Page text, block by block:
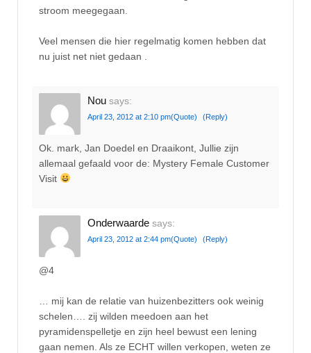
stroom meegegaan.
Veel mensen die hier regelmatig komen hebben dat
nu juist net niet gedaan .
Nou says:
April 23, 2012 at 2:10 pm(Quote) (Reply)
Ok. mark, Jan Doedel en Draaikont, Jullie zijn
allemaal gefaald voor de: Mystery Female Customer
Visit
Onderwaarde says:
April 23, 2012 at 2:44 pm(Quote) (Reply)
@4
… mij kan de relatie van huizenbezitters ook weinig
schelen…. zij wilden meedoen aan het
pyramidenspelletje en zijn heel bewust een lening
gaan nemen. Als ze ECHT willen verkopen, weten ze